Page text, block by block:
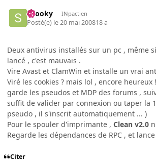
snooky INpactien
Posté(e) le 20 mai 200818 a
Deux antivirus installés sur un pc , même
lancé , c'est mauvais .
Vire Avast et ClamWin et installe un vrai
Viré les cookies ? mais lol , encore heureux
garde les pseudos et MDP des forums ,
suffit de valider par connexion ou taper la
pseudo , il s'inscrit automatiquement ... )
Pour le spouler d'imprimante , Clean v2.0
Regarde les dépendances de RPC , et
Citer